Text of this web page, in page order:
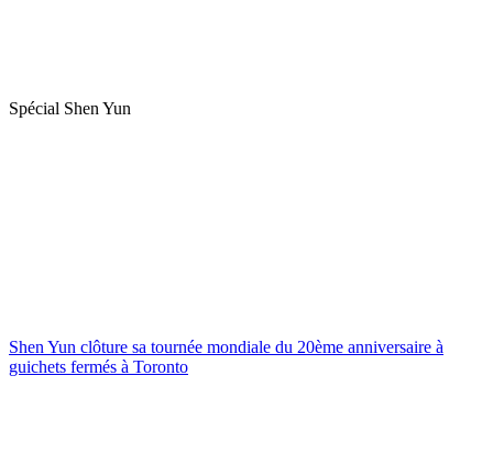
Spécial Shen Yun
Shen Yun clôture sa tournée mondiale du 20ème anniversaire à
guichets fermés à Toronto